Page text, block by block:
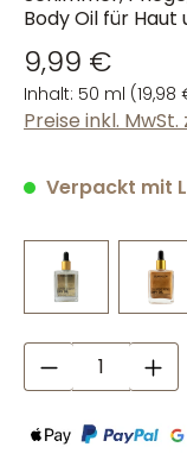
Body Oil für Haut
9,99 €
Inhalt: 50 ml (19,98
Preise inkl.
Verpackt mit
Produkt